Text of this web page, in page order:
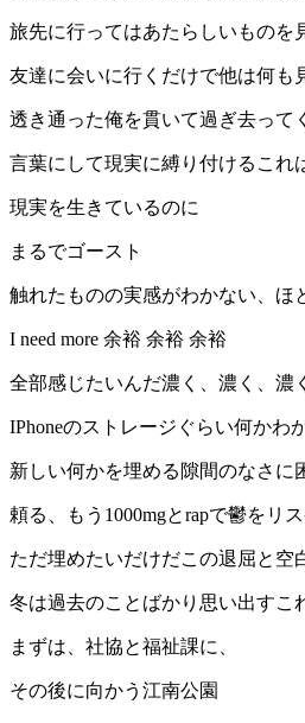
旅先に行ってはあたらしいものを
友達に会いに行くだけで他は何も
透き通った俺を貫いて過ぎ去ってく
言葉にして現実に縛り付けるこれ
現実を生きているのに
まるでゴースト
触れたものの実感がわかない、ほ
I need more 余裕 余裕 余裕
全部感じたいんだ濃く、濃く、濃く
IPhoneのストレージぐらい何かわ
新しい何かを埋める隙間のなさに
頼る、もう1000mgとrapで鬱をリ
ただ埋めたいだけだこの退屈と空
冬は過去のことばかり思い出すこ
まずは、社協と福祉課に、
その後に向かう江南公園